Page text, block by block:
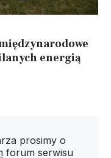
energią
prosimy o
forum serwisu